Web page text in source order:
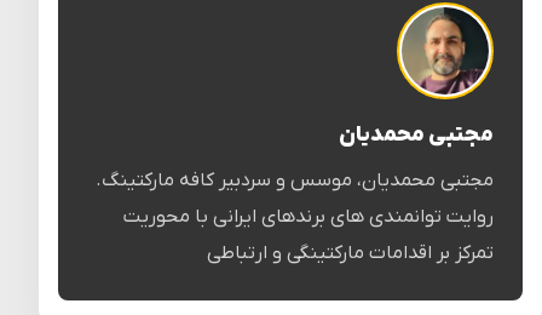
مجتبی محمدیان
مجتبی محمدیان، موسس و سردبیر کافه مارکتینگ.
روایت توانمندی های برندهای ایرانی با محوریت
تمرکز بر اقدامات مارکتینگی و ارتباطی